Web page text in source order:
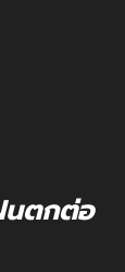
นตกต่อ